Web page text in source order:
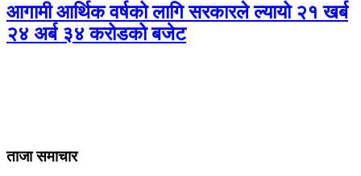
आगामी आर्थिक वर्षको लागि सरकारले ल्यायो २१ खर्ब
२४ अर्ब ३४ करोडको बजेट
ताजा समाचार